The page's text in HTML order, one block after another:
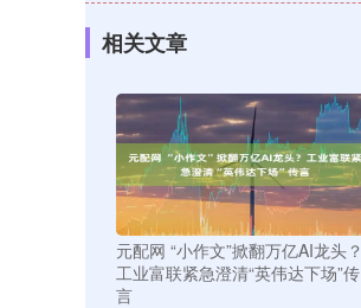
相关文章
元配网 “小作文”掀翻万亿AI龙头？
工业富联紧急澄清“英伟达下场”传
言